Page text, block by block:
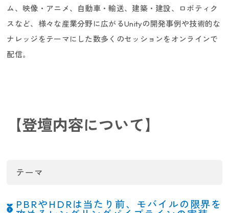
ム、映像・アニメ、自動車・輸送、建築・建設、ロボティク
スなど、様々な産業分野に広がるUnityの開発事例や技術的な
ナレッジをテーマにした数多くのセッションをオンラインで
配信。
【登壇内容について】
テーマ
PBRやHDRは当たり前、モバイルの限界を